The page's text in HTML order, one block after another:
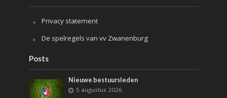
Privacy statement
De spelregels van vv Zwanenburg
Posts
Nieuwe bestuursleden
5 augustus 2026